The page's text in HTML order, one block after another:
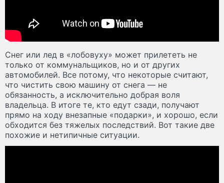
Снег или лед в «лобовуху» может прилететь не
только от коммунальщиков, но и от других
автомобилей. Все потому, что некоторые считают,
что чистить свою машину от снега — не
обязанность, а исключительно добрая воля
владельца. В итоге те, кто едут сзади, получают
прямо на ходу внезапные «подарки», и хорошо, если
обходится без тяжелых последствий. Вот такие две
похожие и нетипичные ситуации.